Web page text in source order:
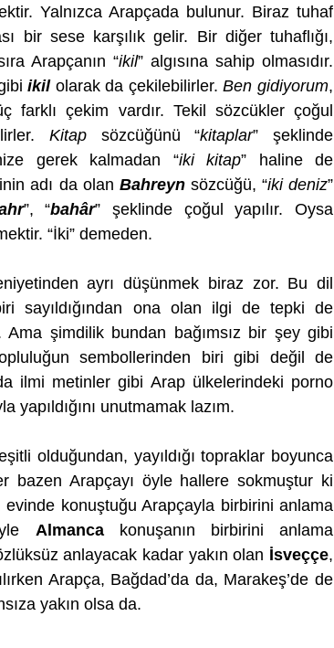
Yalnızca Arapçada bulunur. Biraz tuhaf
bir sese karşılık gelir. Bir diğer tuhaflığı,
Arapçanın “ikil” algısına sahip olmasıdır.
ikil olarak da çekilebilirler. Ben gidiyorum
farklı çekim vardır. Tekil sözcükler çoğul
Kitap sözcüğünü “kitaplar” şeklinde
gerek kalmadan “iki kitap” haline de
adı da olan Bahreyn sözcüğü, “iki deniz”
”, “bahâr” şeklinde çoğul yapılır. Oysa
“İki” demeden.
ayrı düşünmek biraz zor. Bu dil
sayıldığından ona olan ilgi de tepki de
şimdilik bundan bağımsız bir şey gibi
sembollerinden biri gibi değil de
ilmi metinler gibi Arap ülkelerindeki porno
unutmamak lazım.
olduğundan, yayıldığı topraklar boyunca
bazen Arapçayı öyle hallere sokmuştur ki
konuştuğu Arapçayla birbirini anlama
Almanca konuşanın birbirini anlama
anlayacak kadar yakın olan İsveççe
Arapça, Bağdad’da da, Marakeş’de de
yakın olsa da.